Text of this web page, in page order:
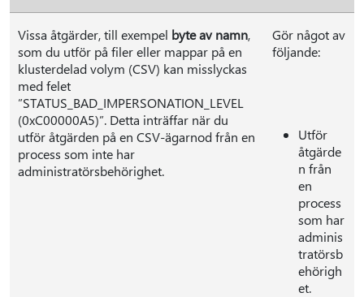
Vissa åtgärder, till exempel byte av namn,
som du utför på filer eller mappar på en
klusterdelad volym (CSV) kan misslyckas
med felet
”STATUS_BAD_IMPERSONATION_LEVEL
(0xC00000A5)”. Detta inträffar när du
utför åtgärden på en CSV-ägarnod från en
process som inte har
administratörsbehörighet.
Gör något av
följande:
Utför
åtgärde
n från
en
process
som har
adminis
tratörsb
ehörigh
et.